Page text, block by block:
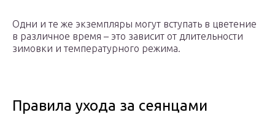
Одни и те же экземпляры могут вступать в цветение
в различное время – это зависит от длительности
зимовки и температурного режима.
Правила ухода за сеянцами